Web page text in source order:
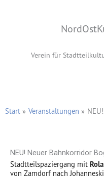
Verein für
Start Veranstaltungen
NEU! Neuer Bahnkorridor
Stadtteilspaziergang mit
von Zamdorf nach